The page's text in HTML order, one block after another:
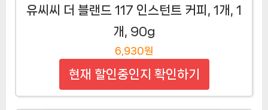
유씨씨 더 블랜드 117 인스턴트 커피, 1개, 1
개, 90g
6,930원
현재 할인중인지 확인하기